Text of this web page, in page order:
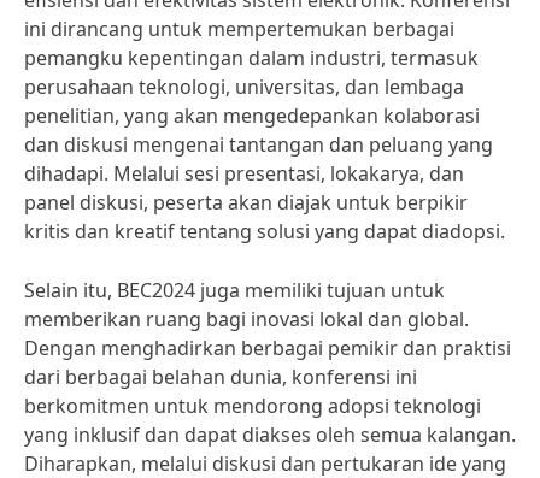
ini dirancang untuk mempertemukan berbagai
pemangku kepentingan dalam industri, termasuk
perusahaan teknologi, universitas, dan lembaga
penelitian, yang akan mengedepankan kolaborasi
dan diskusi mengenai tantangan dan peluang yang
dihadapi. Melalui sesi presentasi, lokakarya, dan
panel diskusi, peserta akan diajak untuk berpikir
kritis dan kreatif tentang solusi yang dapat diadopsi.
Selain itu, BEC2024 juga memiliki tujuan untuk
memberikan ruang bagi inovasi lokal dan global.
Dengan menghadirkan berbagai pemikir dan praktisi
dari berbagai belahan dunia, konferensi ini
berkomitmen untuk mendorong adopsi teknologi
yang inklusif dan dapat diakses oleh semua kalangan.
Diharapkan, melalui diskusi dan pertukaran ide yang